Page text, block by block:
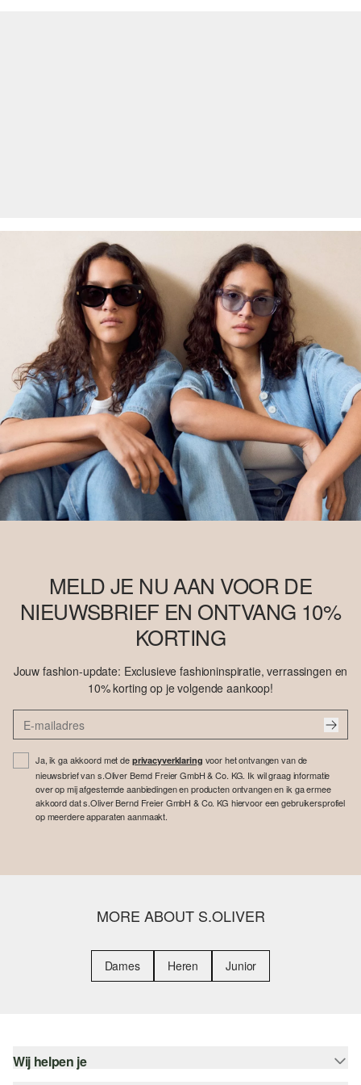
MELD JE NU AAN VOOR DE
NIEUWSBRIEF EN ONTVANG 10%
KORTING
Jouw fashion-update: Exclusieve fashioninspiratie, verrassingen en
10% korting op je volgende aankoop!
Ja, ik ga akkoord met de privacyverklaring voor het ontvangen van de
nieuwsbrief van s.Oliver Bernd Freier GmbH & Co. KG. Ik wil graag informatie
over op mij afgestemde aanbiedingen en producten ontvangen en ik ga ermee
akkoord dat s.Oliver Bernd Freier GmbH & Co. KG hiervoor een gebruikersprofiel
op meerdere apparaten aanmaakt.
MORE ABOUT S.OLIVER
Dames Heren Junior
Wij helpen je